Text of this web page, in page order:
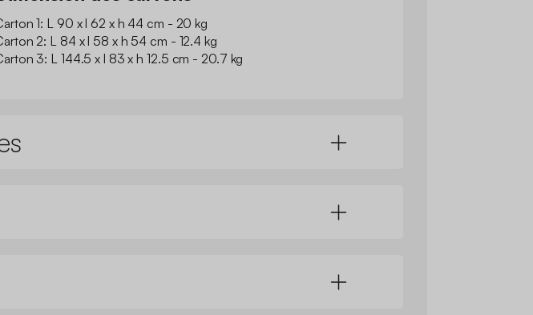
1: L 90 x l 62 x h 44 cm - 20 kg
2: L 84 x l 58 x h 54 cm - 12.4 kg
3: L 144.5 x l 83 x h 12.5 cm - 20.7 kg